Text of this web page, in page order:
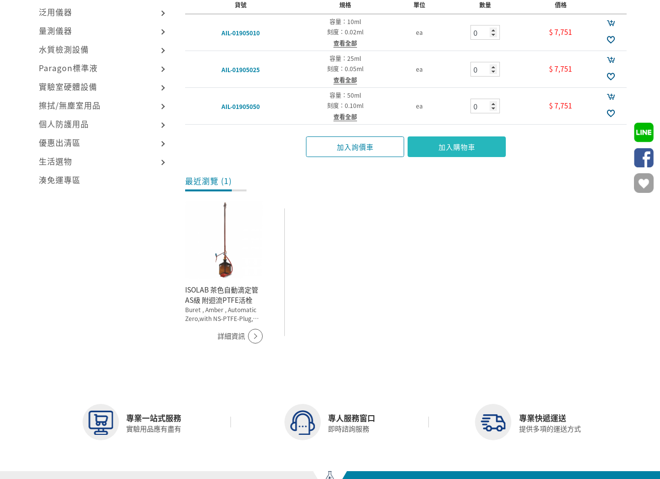
泛用儀器
量測儀器
水質檢測設備
Paragon標準液
實驗室硬體設備
擦拭/無塵室用品
個人防護用品
優惠出清區
生活選物
湊免運專區
貨號 規格 單位 數量 價格
AIL-01905010
容量：10ml
刻度：0.02ml
查看全部
ea $ 7,751
AIL-01905025
容量：25ml
刻度：0.05ml
查看全部
ea $ 7,751
AIL-01905050
容量：50ml
刻度：0.10ml
查看全部
ea $ 7,751
加入詢價車 加入購物車
最近瀏覽 (1)
ISOLAB 茶色自動滴定管
AS級 附迴流PTFE活栓
Buret , Amber , Automatic
Zero,with NS-PTFE-Plug,
PTFE Stopcock , Schellbach
詳細資訊
專業一站式服務
實驗用品應有盡有
專人服務窗口
即時諮詢服務
專業快遞運送
提供多項的運送方式